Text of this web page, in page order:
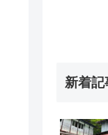
新着記